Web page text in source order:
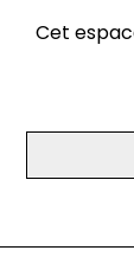
Cet